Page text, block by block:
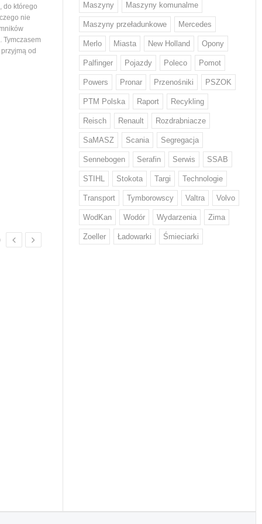
do którego
nie
Tymczasem
od
województwa podlaskiego. Tym samym
Z odpadami w Europie sobie nie
Każdy Europejczyk wytwarza średnio
w ciągu roku 132 kg odpadów
żywnościowych i 12 kg odzieżowych
i obuwniczych – wskazują dane KE.
W walce z rosnącą ilością odpadów
w tych kategoriach mają pomóc nowe
regulacje, które we wrześniu przyjął
Parlament Europejski. Wyznaczają…
wiedział nikt, stąd
mieszkańców
Volvo Trucks stawia
niskiej emisji CO2
Volvo zwiększa
o niskiej emisji CO2* w
produktach. Stal ta od
będzie wykorzystywana w
tysięcy pojazdów. Volvo
na świecie producentem,
wprowadził ten rodzaj
Maszyny Maszyny komunalme
Maszyny przeładunkowe Mercedes
Merlo Miasta New Holland Opony
Palfinger Pojazdy Poleco Pomot
Powers Pronar Przenośniki PSZOK
PTM Polska Raport Recykling
Reisch Renault Rozdrabniacze
SaMASZ Scania Segregacja
Sennebogen Serafin Serwis SSAB
STIHL Stokota Targi Technologie
Transport Tymborowscy Valtra Volvo
WodKan Wodór Wydarzenia Zima
Zoeller Ładowarki Śmieciarki